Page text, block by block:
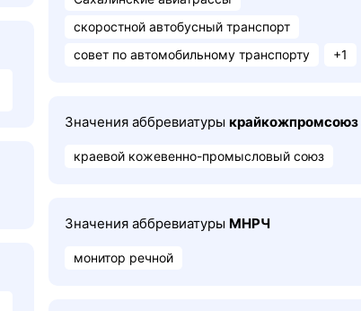
скоростной автобусный транспорт
совет по автомобильному транспорту
+1
Значения аббревиатуры крайкожпромсоюз
краевой кожевенно-промысловый союз
Значения аббревиатуры МНРЧ
монитор речной